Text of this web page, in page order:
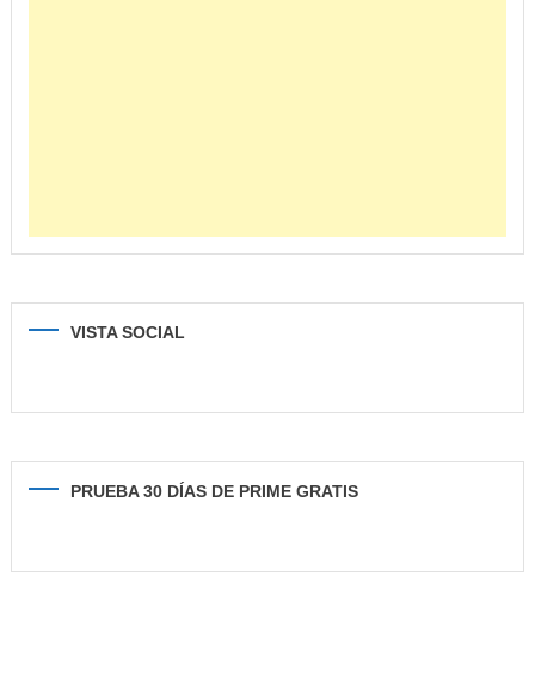
VISTA SOCIAL
PRUEBA 30 DÍAS DE PRIME GRATIS